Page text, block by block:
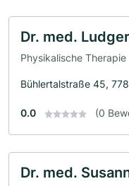
Dr. med.
Physikalische
Bühlertalstraße 45,
0.0 (0
Dr. med.